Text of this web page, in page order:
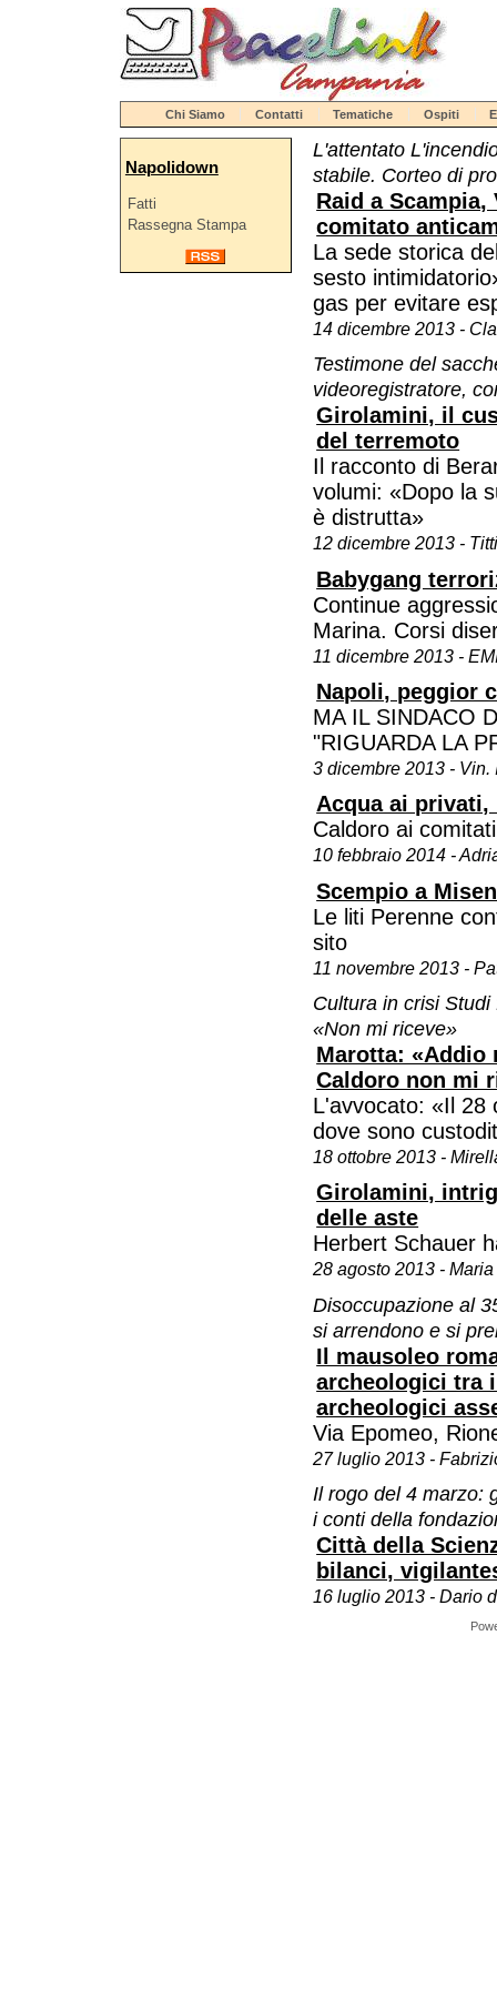
Chi Siamo Contatti Tematiche Ospiti
Napolidown
Fatti
Rassegna Stampa
L'attentato
stabile. Corteo di
Raid a
comitato
La sede storica
sesto
gas per evitare
14 dicembre 2013 -
Testimone del
videoregistratore,
Girolamini, il
del terremoto
Il racconto di
volumi: «Dopo la
è distrutta»
12 dicembre 2013 -
Babygang
Continue
Marina. Corsi
11 dicembre 2013 -
Napoli, peggior
MA IL SINDACO
"RIGUARDA LA
3 dicembre 2013 - Vin.
Acqua ai
Caldoro ai
10 febbraio 2014 -
Scempio a
Le liti Perenne
sito
11 novembre 2013 -
Cultura in crisi
«Non mi riceve»
Marotta:
Caldoro non mi
L'avvocato: «Il 28
dove sono
18 ottobre 2013 -
Girolamini,
delle aste
Herbert Schauer
28 agosto 2013 -
Disoccupazione al
si arrendono e si
Il mausoleo
archeologici tra
archeologici
Via Epomeo,
27 luglio 2013 -
Il rogo del 4 marzo:
i conti della
Città della
bilanci,
16 luglio 2013 - Dario